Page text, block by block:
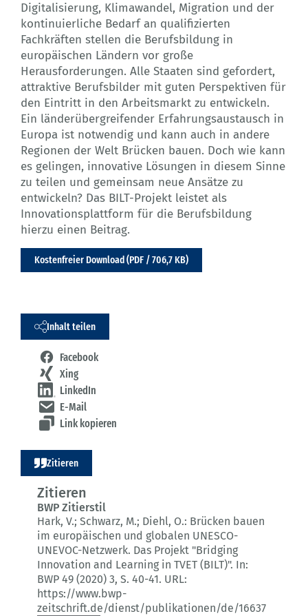
Digitalisierung, Klimawandel, Migration und der
kontinuierliche Bedarf an qualifizierten
Fachkräften stellen die Berufsbildung in
europäischen Ländern vor große
Herausforderungen. Alle Staaten sind gefordert,
attraktive Berufsbilder mit guten Perspektiven für
den Eintritt in den Arbeitsmarkt zu entwickeln.
Ein länderübergreifender Erfahrungsaustausch in
Europa ist notwendig und kann auch in andere
Regionen der Welt Brücken bauen. Doch wie kann
es gelingen, innovative Lösungen in diesem Sinne
zu teilen und gemeinsam neue Ansätze zu
entwickeln? Das BILT-Projekt leistet als
Innovationsplattform für die Berufsbildung
hierzu einen Beitrag.
Kostenfreier Download (PDF / 706,7 KB)
Inhalt teilen
Facebook
Xing
LinkedIn
E-Mail
Link kopieren
Zitieren
Zitieren
BWP Zitierstil
Hark, V.; Schwarz, M.; Diehl, O.: Brücken bauen
im europäischen und globalen UNESCO-
UNEVOC-Netzwerk. Das Projekt "Bridging
Innovation and Learning in TVET (BILT)". In:
BWP 49 (2020) 3, S. 40-41. URL:
https://www.bwp-
zeitschrift.de/dienst/publikationen/de/16637